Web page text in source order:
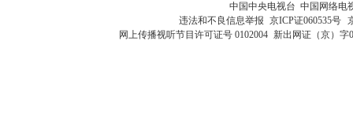
中国中央电视台 中国网络电
违法和不良信息举报 京ICP证060535号
网上传播视听节目许可证号 0102004 新出网证（京）